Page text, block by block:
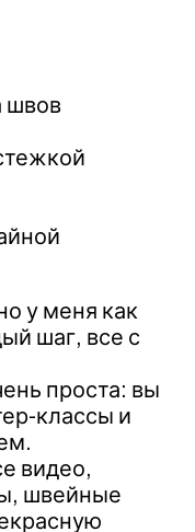
швов
у меня как
шаг, все с
проста: вы
классы и
видео,
швейные